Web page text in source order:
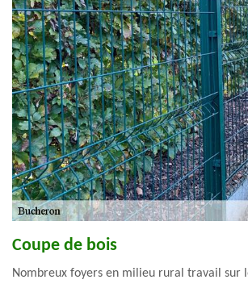
Coupe de bois
Nombreux foyers en milieu rural travail sur